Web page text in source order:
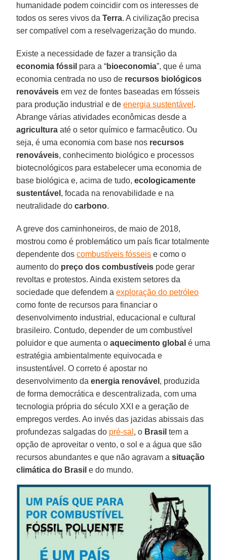
humanidade podem coincidir com os interesses de
todos os seres vivos daTerra. A civilização precisa
ser compatível com a reselvagerização do mundo.
Existe a necessidade de fazer a transição da
economia fóssil para a “bioeconomia”, que é uma
economia centrada no uso de recursos biológicos
renováveis em vez de fontes baseadas em fósseis
para produção industrial e deenergia sustentável .
Abrange várias atividades econômicas desde a
agricultura até o setor químico e farmacêutico. Ou
seja, é uma economia com base nos recursos
renováveis, conhecimento biológico e processos
biotecnológicos para estabelecer uma economia de
base biológica e, acima de tudo,ecologicamente
sustentável , focada na renovabilidade e na
neutralidade docarbono.
A greve dos caminhoneiros, de maio de 2018,
mostrou como é problemático um país ficar totalmente
dependente doscombustíveis fósseis e como o
aumento do preço dos combustíveis pode gerar
revoltas e protestos. Ainda existem setores da
sociedade que defendem aexploração do petróleo
como fonte de recursos para financiar o
desenvolvimento industrial, educacional e cultural
brasileiro. Contudo, depender de um combustível
poluidor e que aumenta oaquecimento global é uma
estratégia ambientalmente equivocada e
insustentável. O correto é apostar no
desenvolvimento daenergia renovável , produzida
de forma democrática e descentralizada, com uma
tecnologia própria do século XXI e a geração de
empregos verdes. Ao invés das jazidas abissais das
profundezas salgadas do pré-sal , o Brasil tem a
opção de aproveitar o vento, o sol e a água que são
recursos abundantes e que não agravam asituação
climática do Brasil e do mundo.